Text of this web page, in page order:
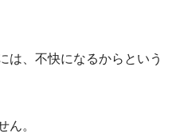
は、不快になるからという
ん。